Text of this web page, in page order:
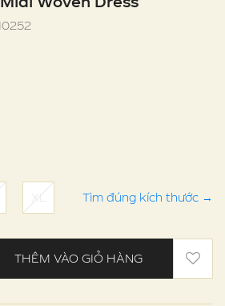
XL Tìm đúng kích thước →
THÊM VÀO GIỎ HÀNG